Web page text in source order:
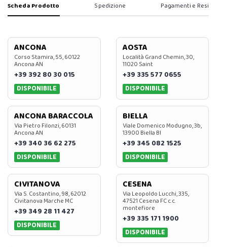
Scheda Prodotto Spedizione Pagamenti e Resi
ANCONA
Corso Stamira, 55, 60122
Ancona AN
+39 392 80 30 015
DISPONIBILE
AOSTA
Località Grand Chemin, 30,
11020 Saint
+39 335 577 0655
DISPONIBILE
ANCONA BARACCOLA
Via Pietro Filonzi, 60131
Ancona AN
+39 340 36 62 275
DISPONIBILE
BIELLA
Viale Domenico Modugno, 3b,
13900 Biella BI
+39 345 082 1525
DISPONIBILE
CIVITANOVA
Via S. Costantino, 98, 62012
Civitanova Marche MC
+39 349 28 11 427
DISPONIBILE
CESENA
Via Leopoldo Lucchi, 335,
47521 Cesena FC c.c.
montefiore
+39 335 171 1900
DISPONIBILE